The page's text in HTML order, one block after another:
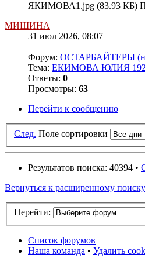
ЯКИМОВА1.jpg (83.93 КБ)
МИШИНА
31 июл 2026, 08:07
Форум: ОСТАРБАЙТЕРЫ
Тема: ЕКИМОВА ЮЛИЯ
Ответы: 0
Просмотры: 63
Перейти к сообщению
След. Поле сортировки
Результатов поиска: 40394 •
Вернуться к расширенному поиску
Перейти:
Список форумов
Наша команда • Удалить